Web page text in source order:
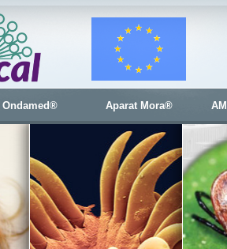
Ondamed® Aparat Mora®